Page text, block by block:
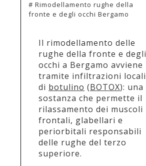
# Rimodellamento rughe della
fronte e degli occhi Bergamo
Il rimodellamento delle
rughe della fronte e degli
occhi a Bergamo avviene
tramite infiltrazioni locali
di botulino (BOTOX): una
sostanza che permette il
rilassamento dei muscoli
frontali, glabellari e
periorbitali responsabili
delle rughe del terzo
superiore.